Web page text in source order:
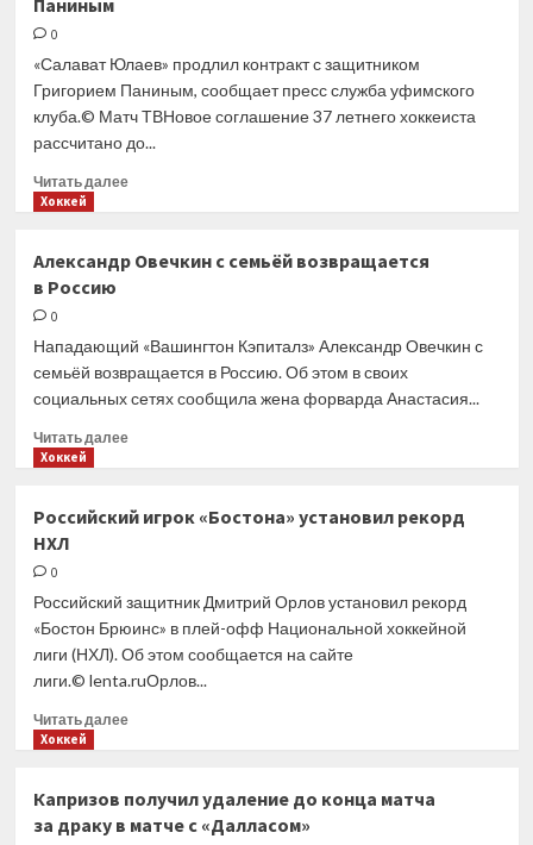
плей-
офф
КХЛ
Паниным
0
«Салават Юлаев» продлил контракт с защитником
Григорием Паниным, сообщает пресс служба уфимского
клуба.© Матч ТВНовое соглашение 37 летнего хоккеиста
рассчитано до...
Читать далееПрочитать
Юлаев»
с защитником
Хоккей
Александр Овечкин с семьёй возвращается
в Россию
0
Нападающий «Вашингтон Кэпиталз» Александр Овечкин с
семьёй возвращается в Россию. Об этом в своих
социальных сетях сообщила жена форварда Анастасия...
Читать далееПрочитать
Овечкин
Хоккей
Российский игрок «Бостона» установил рекорд
НХЛ
0
Российский защитник Дмитрий Орлов установил рекорд
«Бостон Брюинс» в плей-офф Национальной хоккейной
лиги (НХЛ). Об этом сообщается на сайте
лиги.© lenta.ruОрлов...
Читать далееПрочитать
игрок
«Бостона»
Хоккей
Капризов получил удаление до конца матча
за драку в матче с «Далласом»